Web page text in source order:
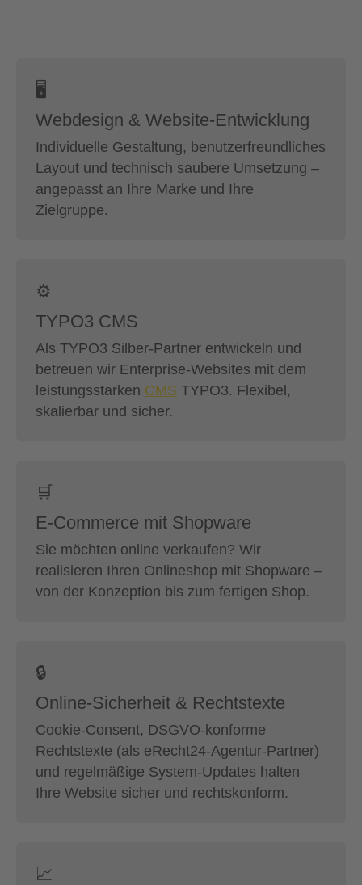
🖥
Webdesign & Website-Entwicklung
Individuelle Gestaltung, benutzerfreundliches
Layout und technisch saubere Umsetzung –
angepasst an Ihre Marke und Ihre
Zielgruppe.
⚙️
TYPO3 CMS
Als TYPO3 Silber-Partner entwickeln und
betreuen wir Enterprise-Websites mit dem
leistungsstarken CMS TYPO3. Flexibel,
skalierbar und sicher.
🛒
E-Commerce mit Shopware
Sie möchten online verkaufen? Wir
realisieren Ihren Onlineshop mit Shopware –
von der Konzeption bis zum fertigen Shop.
🔒
Online-Sicherheit & Rechtstexte
Cookie-Consent, DSGVO-konforme
Rechtstexte (als eRecht24-Agentur-Partner)
und regelmäßige System-Updates halten
Ihre Website sicher und rechtskonform.
📈